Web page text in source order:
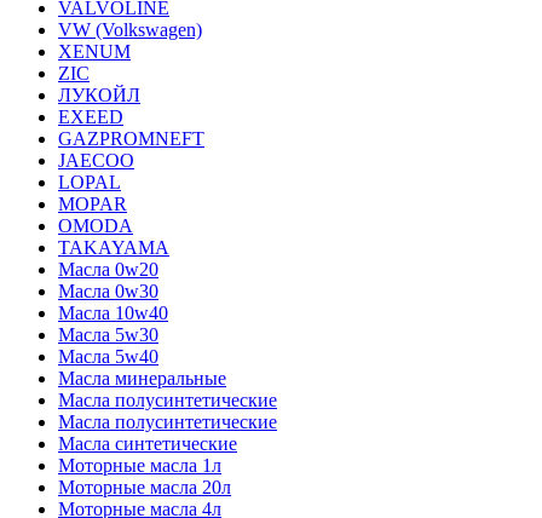
VALVOLINE
VW (Volkswagen)
XENUM
ZIC
ЛУКОЙЛ
EXEED
GAZPROMNEFT
JAECOO
LOPAL
MOPAR
OMODA
TAKAYAMA
Масла 0w20
Масла 0w30
Масла 10w40
Масла 5w30
Масла 5w40
Масла минеральные
Масла полусинтетические
Масла полусинтетические
Масла синтетические
Моторные масла 1л
Моторные масла 20л
Моторные масла 4л